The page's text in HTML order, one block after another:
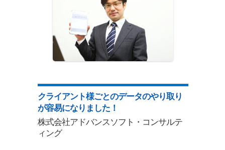
クライアント様ごとのデータのやり取り
が容易になりました！
株式会社アドバンスソフト・コンサルテ
ィング